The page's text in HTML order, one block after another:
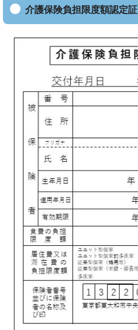
介護保険負担限度額認定証